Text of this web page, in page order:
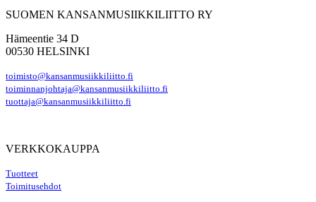
SUOMEN KANSANMUSIIKKILIITTO RY
Hämeentie 34 D
00530 HELSINKI
toimisto@kansanmusiikkiliitto.fi
toiminnanjohtaja@kansanmusiikkiliitto.fi
tuottaja@kansanmusiikkiliitto.fi
VERKKOKAUPPA
Tuotteet
Toimitusehdot